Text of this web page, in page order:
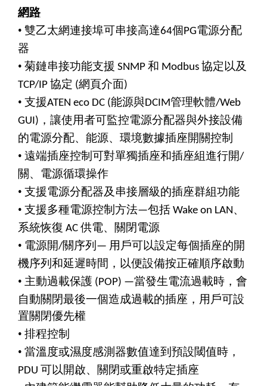
網路
• 雙乙太網連接埠可串接高達64個 PG電源分配
器
• 菊鏈串接功能支援 SNMP 和 Modbus 協定以及
TCP/IP 協定 (網頁介面)
• 支援ATEN eco DC (能源與DCIM管理軟體/Web
GUI) ，讓使用者可監控電源分配器與外接設備
的電源分配、能源、環境數據插座開關控制
• 遠端插座控制可對單獨插座和插座組進行開/
關、電源循環操作
• 支援電源分配器及串接層級的插座群組功能
• 支援多種電源控制方法—包括 Wake on LAN 、
系統恢復 AC 供電、關閉電源
• 電源開/關序列 — 用戶可以設定每個插座的開
機序列和延遲時間，以便設備按正確順序啟動
• 主動過載保護 (POP) —當發生電流過載時，會
自動關閉最後一個造成過載的插座，用戶可設
置關閉優先權
• 排程控制
• 當溫度或濕度感測器數值達到預設閾值時，
PDU 可以開啟、關閉或重啟特定插座